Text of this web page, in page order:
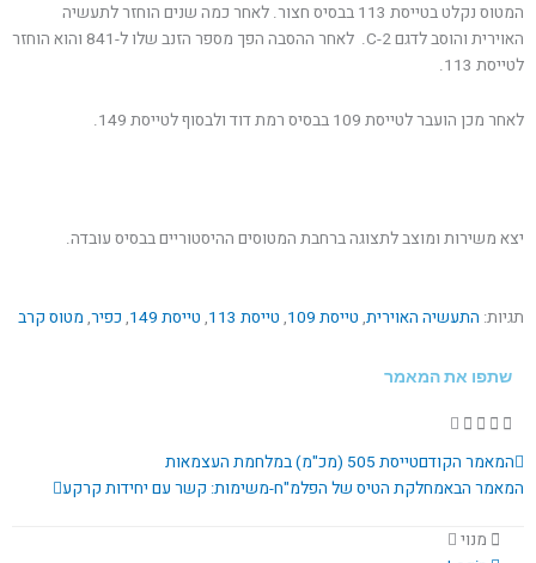
המטוס נקלט בטייסת 113 בבסיס חצור. לאחר כמה שנים הוחזר לתעשיה
האוירית והוסב לדגם C-2. לאחר ההסבה הפך מספר הזנב שלו ל-841 והוא הוחזר
לטייסת 113.
לאחר מכן הועבר לטייסת 109 בבסיס רמת דוד ולבסוף לטייסת 149.
יצא משירות ומוצב לתצוגה ברחבת המטוסים ההיסטוריים בבסיס עובדה.
תגיות: התעשיה האוירית, טייסת 109 , טייסת 113 , טייסת 149 , כפיר, מטוס קרב
שתפו את המאמר
קודם
המאמר הקודםטייסת 505 (מכ"מ) במלחמת העצמאות
המאמר הבאמחלקת הטיס של הפלמ"ח-משימות: קשר עם יחידות קרקע
מנוי